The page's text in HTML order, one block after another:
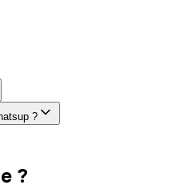
?
?